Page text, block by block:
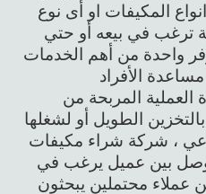
المكيفات او أى نوع
ترغب في بيعه أو حتي
واحدة من أهم الخدمات
الأفراد
المربحة من
الطويل أو لشغلها
، شركة شراء مكيفات
بين عميل يرغب في
عملاء محتملين يبحثون